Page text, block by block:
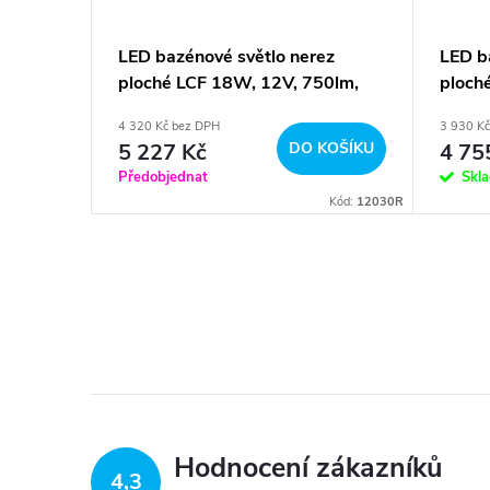
LED bazénové světlo nerez
ploché LCF 18W, 12V, 750lm,
4 320 Kč bez DPH
5 227 Kč
Předobjednat
DO KOŠÍKU
Kód: 12030R
LED
3 930
4
4,3 Hodnocení zákazníků